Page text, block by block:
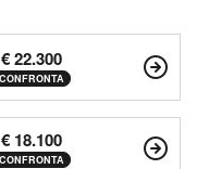
€ 22.300
CONFRONTA
€ 18.100
CONFRONTA